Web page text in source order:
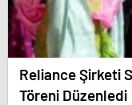
Reliance Şirketi
Töreni Düzenledi